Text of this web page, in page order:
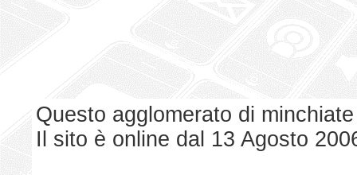
Questo agglomerato di
Il sito è online dal 13 Agosto